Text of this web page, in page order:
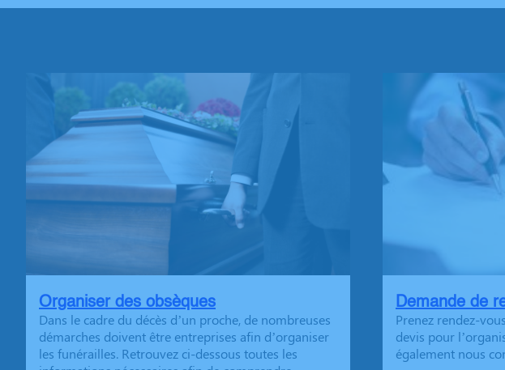
Organiser des obsèques
Dans le cadre du décès d’un proche, de nombreuses
démarches doivent être entreprises afin d’organiser
les funérailles. Retrouvez ci-dessous toutes les
Demande de
Prenez rendez-
devis pour
également nous